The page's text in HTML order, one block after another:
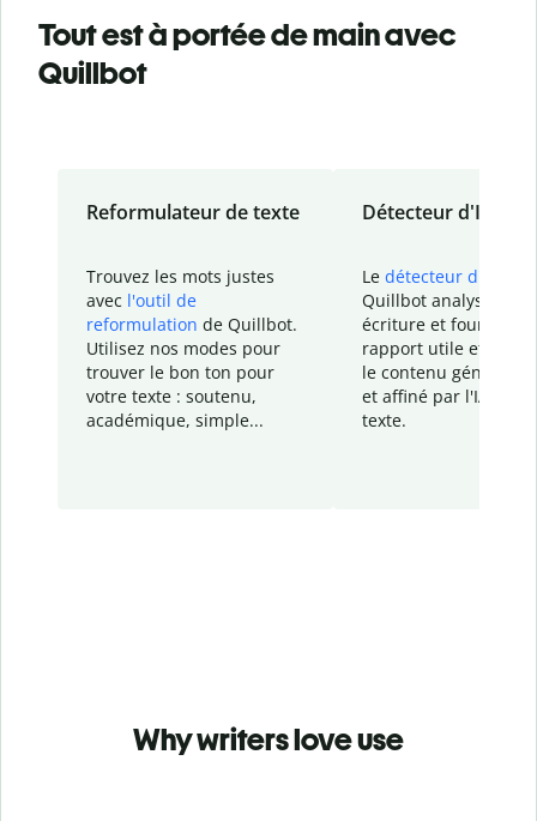
Tout est à portée de main avec
Quillbot
Reformulateur de texte
Trouvez les mots justes
avec l'outil de
reformulation de Quillbot.
Utilisez nos modes pour
trouver le bon ton pour
votre texte : soutenu,
académique, simple...
Détecteur d'IA
Le détecteur d'IA
Quillbot analyse votre
écriture et fournit un
rapport utile et
le contenu généré
et affiné par l'IA
texte.
Why writers love use